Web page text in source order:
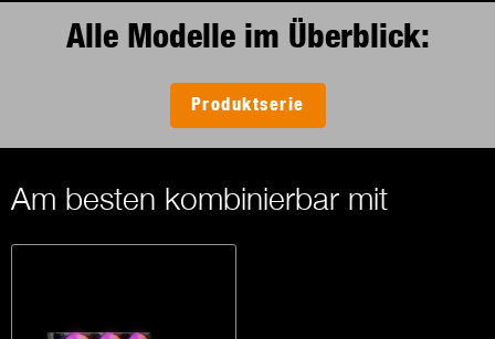
Alle Modelle im Überblick:
Produktserie
Am besten kombinierbar mit